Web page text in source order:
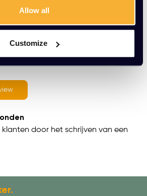
Allow all
Customize
zeggen
klanten door het schrijven van een